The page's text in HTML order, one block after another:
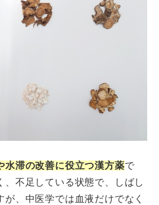
水滞の改善に役立つ漢方薬で
、不足している状態で、しばし
が、中医学では血液だけでなく